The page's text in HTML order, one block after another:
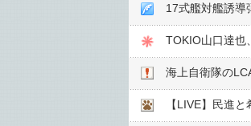
17式艦対艦誘導
TOKIO山口達也
海上自衛隊の
【LIVE】民進